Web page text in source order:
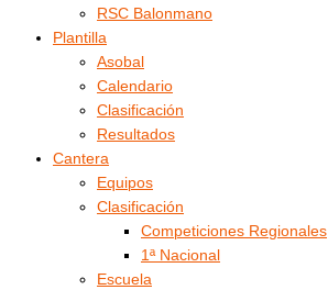
RSC Balonmano
Plantilla
Asobal
Calendario
Clasificación
Resultados
Cantera
Equipos
Clasificación
Competiciones Regionales
1ª Nacional
Escuela